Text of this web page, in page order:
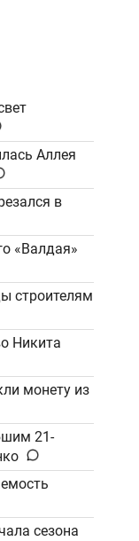
Аллея
в
«Валдая»
строителям
Никита
монету из
21-
сезона